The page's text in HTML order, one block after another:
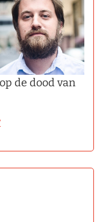
de dood van